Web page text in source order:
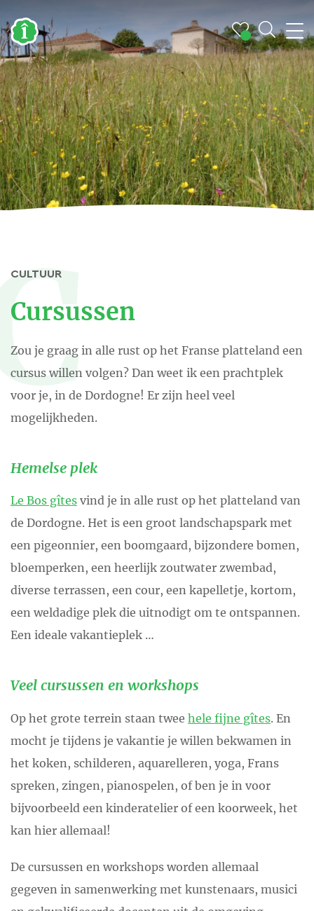
CULTUUR
Cursussen
Zou je graag in alle rust op het Franse platteland een
cursus willen volgen? Dan weet ik een prachtplek
voor je, in de Dordogne! Er zijn heel veel
mogelijkheden.
Hemelse plek
Le Bos gîtes vind je in alle rust op het platteland van
de Dordogne. Het is een groot landschapspark met
een pigeonnier, een boomgaard, bijzondere bomen,
bloemperken, een heerlijk zoutwater zwembad,
diverse terrassen, een cour, een kapelletje, kortom,
een weldadige plek die uitnodigt om te ontspannen.
Een ideale vakantieplek …
Veel cursussen en workshops
Op het grote terrein staan twee hele fijne gîtes. En
mocht je tijdens je vakantie je willen bekwamen in
het koken, schilderen, aquarelleren, yoga, Frans
spreken, zingen, pianospelen, of ben je in voor
bijvoorbeeld een kinderatelier of een koorweek, het
kan hier allemaal!
De cursussen en workshops worden allemaal
gegeven in samenwerking met kunstenaars, musici